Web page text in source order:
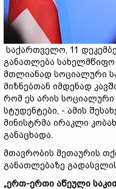
საქართველო, 11
განათლება სახელმწიფო
მთლიანად სოციალური
მიზნებთან იმდენად
რომ ეს არის
სტუდენტები, - ამის
მინისტრმა ირაკლი
განაცხადა.
მთავრობის მეთაურის
განათლებაზე
„ერთ-ერთი აწეული